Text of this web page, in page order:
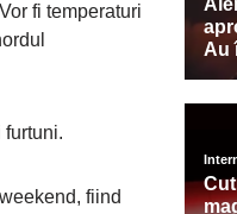
fi temperaturi
furtuni.
fiind